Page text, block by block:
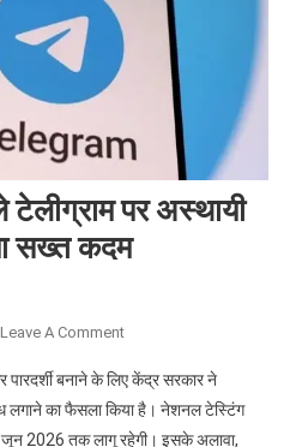
टेलीग्राम पर अस्थायी
सख्त कदम
Leave A CommentOn
री-
एग्जाम
से
पारदर्शी बनाने के लिए केंद्र सरकार ने
लगाने का फैसला किया है। नेशनल टेस्टिंग
2026 तक लागू रहेगी। इसके अलावा,